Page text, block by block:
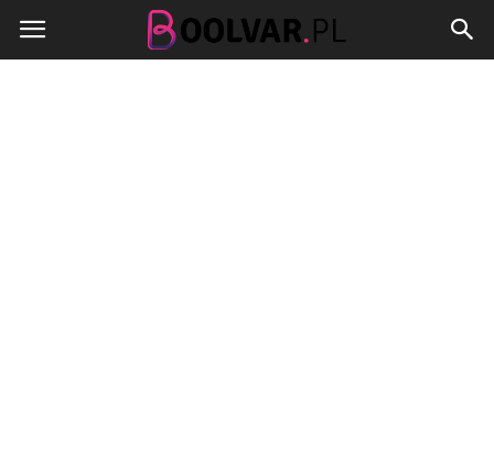
Boolvar.pl